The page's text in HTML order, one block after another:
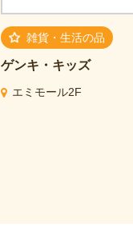
雑貨・生活の品
ゲンキ・キッズ
エミモール2F